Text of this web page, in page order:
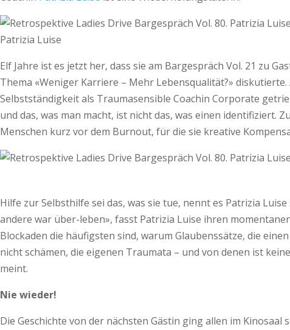
Patrizia Luise
Elf Jahre ist es jetzt her, dass sie am Bargespräch Vol. 21 zu
Thema «Weniger Karriere – Mehr Lebensqualität?»
Selbstständigkeit als Traumasensible Coachin Corporate
und das, was man macht, ist nicht das, was einen identifiziert.
Menschen kurz vor dem Burnout, für die sie kreative
Hilfe zur Selbsthilfe sei das, was sie tue, nennt es Patrizia
andere war über-leben», fasst Patrizia Luise ihren
Blockaden die häufigsten sind, warum Glaubenssätze, die
nicht schämen, die eigenen Traumata – und von denen ist
meint.
Nie wieder!
Die Geschichte von der nächsten Gästin ging allen im